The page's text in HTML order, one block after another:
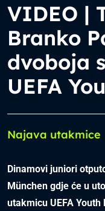
VIDEO |
Branko
dvoboja
UEFA
Najava utakmice
Dinamovi juniori
München gdje će u
utakmicu UEFA